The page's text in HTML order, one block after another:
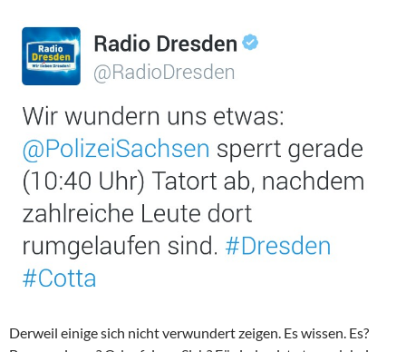
Derweil einige sich nicht verwundert zeigen. Es wissen. Es?